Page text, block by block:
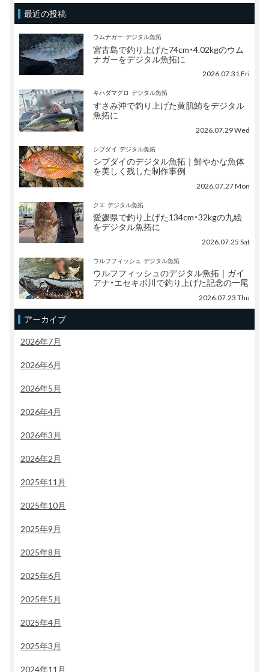
最近の投稿
ウムナガー デジタル魚拓
宮古島で釣り上げた74cm・4.02kgのウム
ナガーをデジタル魚拓に
2026.07.31 Fri
キハダマグロ デジタル魚拓
すさみ沖で釣り上げた黄肌鮪をデジタル
魚拓に
2026.07.29 Wed
シブダイ デジタル魚拓
シブダイのデジタル魚拓｜鮮やかな魚体
を美しく残した制作事例
2026.07.27 Mon
クエ デジタル魚拓
愛媛県で釣り上げた134cm・32kgの九絵
をデジタル魚拓に
2026.07.25 Sat
ウルフフィッシュ デジタル魚拓
ウルフフィッシュのデジタル魚拓｜ガイ
アナ・エセキボ川で釣り上げた記念の一尾
2026.07.23 Thu
アーカイブ
2026年7月
2026年6月
2026年5月
2026年4月
2026年3月
2026年2月
2025年11月
2025年10月
2025年9月
2025年8月
2025年6月
2025年5月
2025年4月
2025年3月
2024年11月